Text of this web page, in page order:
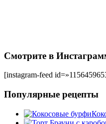
Смотрите в
[instagram-feed
Популярные рецепты